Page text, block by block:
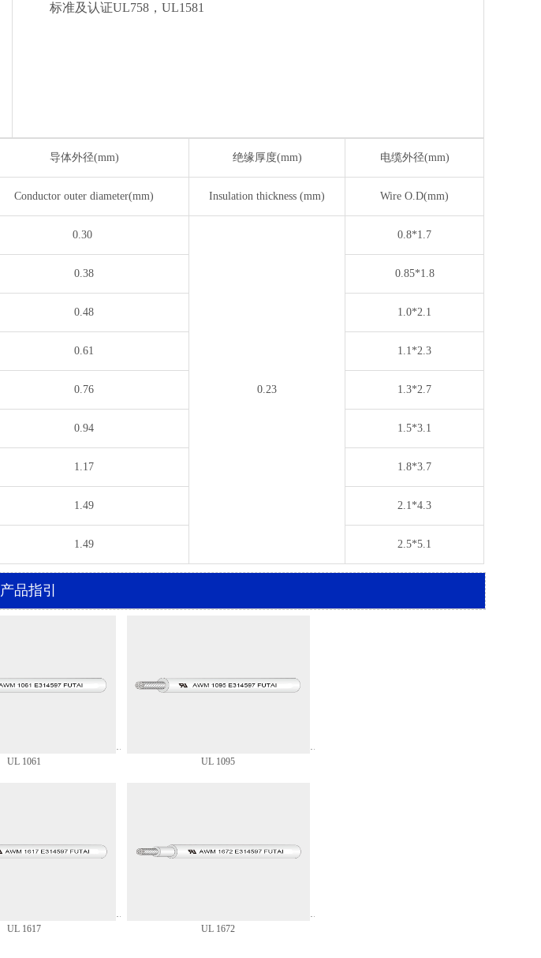
标准及认证UL758，UL1581
导体外径(mm) 绝缘厚度(mm) 电缆外径(mm)
Conductor outer diameter(mm) Insulation thickness (mm) Wire O.D(mm)
0.30
0.23
0.8*1.7
0.38 0.85*1.8
0.48 1.0*2.1
0.61 1.1*2.3
0.76 1.3*2.7
0.94 1.5*3.1
1.17 1.8*3.7
1.49 2.1*4.3
1.49 2.5*5.1
品指引
UL 1061 UL 1095
UL 1617 UL 1672